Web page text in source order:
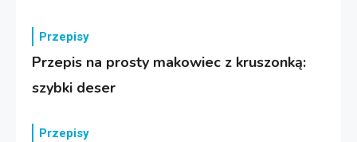
Przepisy
Przepis na prosty makowiec z kruszonką:
szybki deser
Przepisy